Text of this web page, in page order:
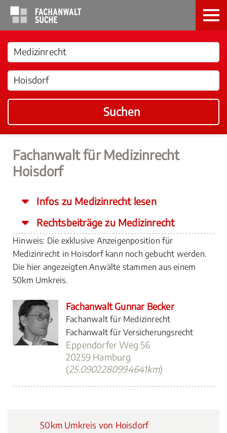
Suchen
Fachanwalt für Medizinrecht
Hoisdorf
Infos zu Medizinrecht lesen
Rechtsbeiträge zu Medizinrecht
Hinweis: Die exklusive Anzeigenposition für
Medizinrecht in Hoisdorf kann noch gebucht werden.
Die hier angezeigten Anwälte stammen aus einem
50km Umkreis.
Fachanwalt Gunnar Becker
Fachanwalt für Medizinrecht
Fachanwalt für Versicherungsrecht
Eppendorfer Weg 56
20259 Hamburg
(25.0902280994641km)
50km Umkreis von Hoisdorf